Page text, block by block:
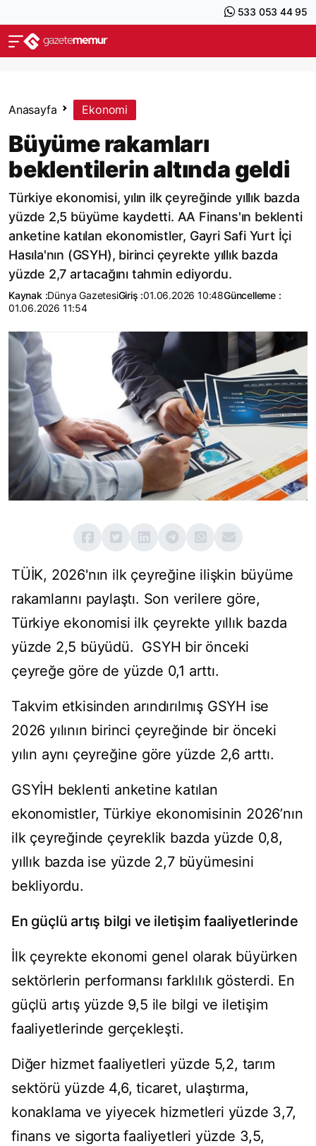
533 053 44 95
Anasayfa Ekonomi
Büyüme rakamları
beklentilerin altında geldi
Türkiye ekonomisi, yılın ilk çeyreğinde yıllık bazda
yüzde 2,5 büyüme kaydetti. AA Finans'ın beklenti
anketine katılan ekonomistler, Gayri Safi Yurt İçi
Hasıla'nın (GSYH), birinci çeyrekte yıllık bazda
yüzde 2,7 artacağını tahmin ediyordu.
Kaynak :Dünya GazetesiGiriş :01.06.2026 10:48Güncelleme :
01.06.2026 11:54
TÜİK, 2026'nın ilk çeyreğine ilişkin büyüme
rakamlarını paylaştı. Son verilere göre,
Türkiye ekonomisi ilk çeyrekte yıllık bazda
yüzde 2,5 büyüdü. GSYH bir önceki
çeyreğe göre de yüzde 0,1 arttı.
Takvim etkisinden arındırılmış GSYH ise
2026 yılının birinci çeyreğinde bir önceki
yılın aynı çeyreğine göre yüzde 2,6 arttı.
GSYİH beklenti anketine katılan
ekonomistler, Türkiye ekonomisinin 2026’nın
ilk çeyreğinde çeyreklik bazda yüzde 0,8,
yıllık bazda ise yüzde 2,7 büyümesini
bekliyordu.
En güçlü artış bilgi ve iletişim faaliyetlerinde
İlk çeyrekte ekonomi genel olarak büyürken
sektörlerin performansı farklılık gösterdi. En
güçlü artış yüzde 9,5 ile bilgi ve iletişim
faaliyetlerinde gerçekleşti.
Diğer hizmet faaliyetleri yüzde 5,2, tarım
sektörü yüzde 4,6, ticaret, ulaştırma,
konaklama ve yiyecek hizmetleri yüzde 3,7,
finans ve sigorta faaliyetleri yüzde 3,5,